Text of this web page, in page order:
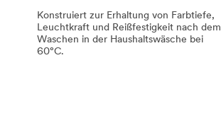
Konstruiert zur Erhaltung von Farbtiefe,
Leuchtkraft und Reißfestigkeit nach dem
Waschen in der Haushaltswäsche bei
60°C.